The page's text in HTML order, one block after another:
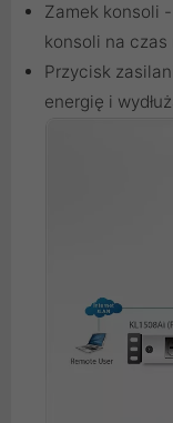
Zamek konsoli
konsoli na
Przycisk
energię i